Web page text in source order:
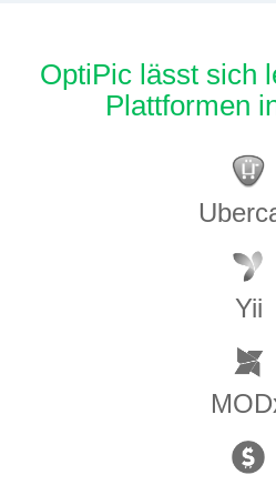
OptiPic lässt sich
Plattformen
Yii